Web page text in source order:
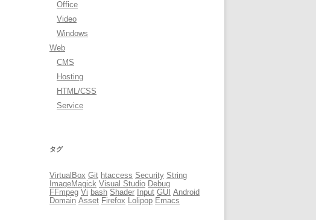
Office
Video
Windows
Web
CMS
Hosting
HTML/CSS
Service
タグ
VirtualBox Git htaccess Security String
ImageMagick Visual Studio Debug
FFmpeg Vi bash Shader Input GUI Android
Domain Asset Firefox Lolipop Emacs